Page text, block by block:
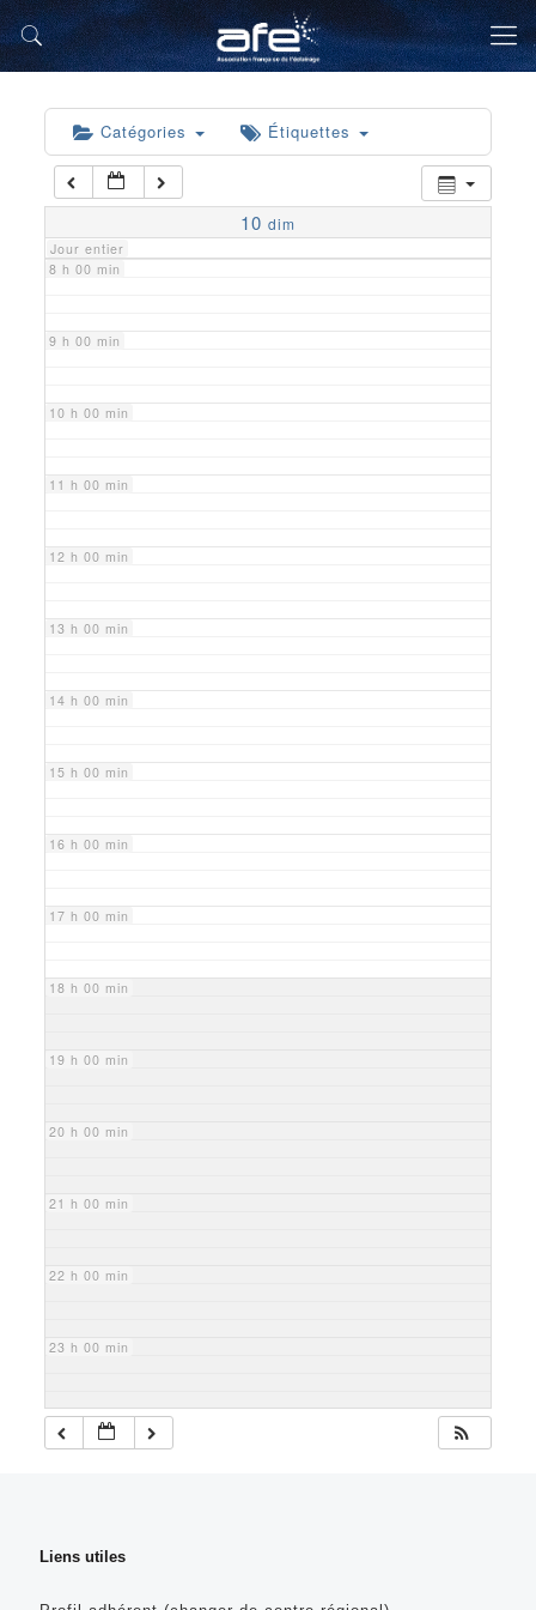
Catégories Étiquettes
10 dim
Jour entier
5 h 00 min
6 h 00 min
7 h 00 min
8 h 00 min
9 h 00 min
10 h 00 min
11 h 00 min
12 h 00 min
13 h 00 min
14 h 00 min
15 h 00 min
16 h 00 min
17 h 00 min
18 h 00 min
19 h 00 min
20 h 00 min
21 h 00 min
22 h 00 min
23 h 00 min
Liens utiles